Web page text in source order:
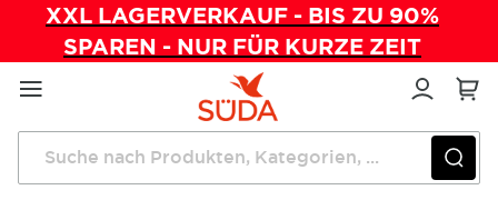
XXL LAGERVERKAUF - BIS ZU 90%
SPAREN - NUR FÜR KURZE ZEIT
Direkt
zum
Inhalt
Startseite Einrichtung Kabinett 400